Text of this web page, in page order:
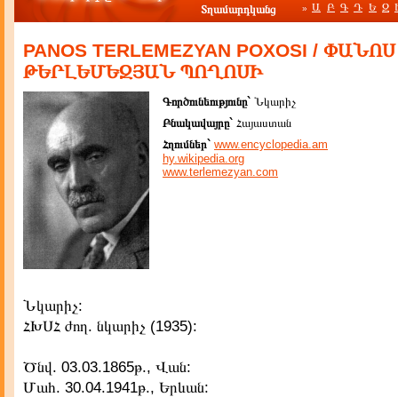
Տղամարդկանց » Ա Բ Գ Դ Ե Զ
PANOS TERLEMEZYAN POXOSI / ՓԱՆՈՍ
ԹԵՐԼԵՄԵԶՅԱՆ ՊՈՂՈՍԻ
Գործունեությունը` Նկարիչ
Բնակավայրը` Հայաստան
Հղումներ` www.encyclopedia.am
hy.wikipedia.org
www.terlemezyan.com
Նկարիչ:
ՀԽՍՀ ժող. նկարիչ (1935):
Ծնվ. 03.03.1865թ., Վան:
Մահ. 30.04.1941թ., Երևան: